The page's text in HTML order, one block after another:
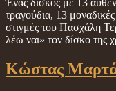
τραγούδια, 13
στιγμές του Πασχάλη
λέω ναι» τον δίσκο της
Κώστας